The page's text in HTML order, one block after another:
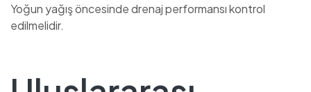
Yoğun yağış öncesinde drenaj performansı kontrol
edilmelidir.